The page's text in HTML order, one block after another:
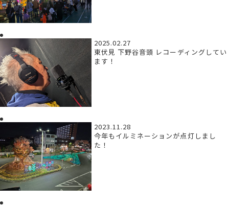
2025.02.27
東伏見 下野谷音頭 レコーディングしてい
ます！
2023.11.28
今年もイルミネーションが点灯しまし
た！